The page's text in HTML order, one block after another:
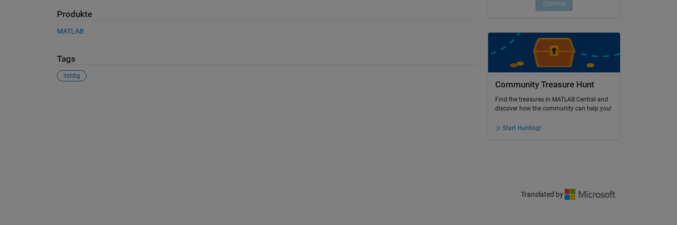
Produkte
MATLAB
Tags
listdlg
Community Treasure Hunt
Find the treasures in MATLAB Central and
discover how the community can help you!
Start Hunting!
Translated by